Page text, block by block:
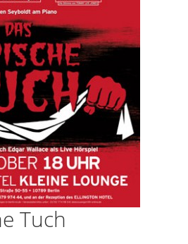
Tuch